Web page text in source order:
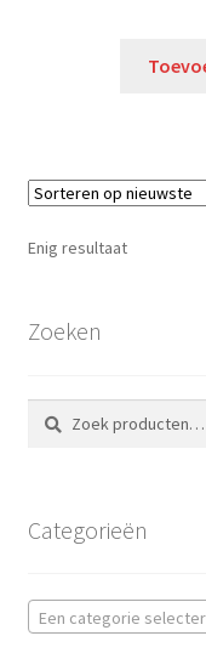
Enig resultaat
Zoeken
Zoeken
naar:
Zoeken
Categorieën
Een categorie